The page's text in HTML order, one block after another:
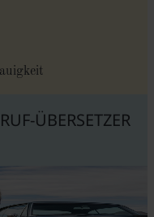
ÜBERSETZER